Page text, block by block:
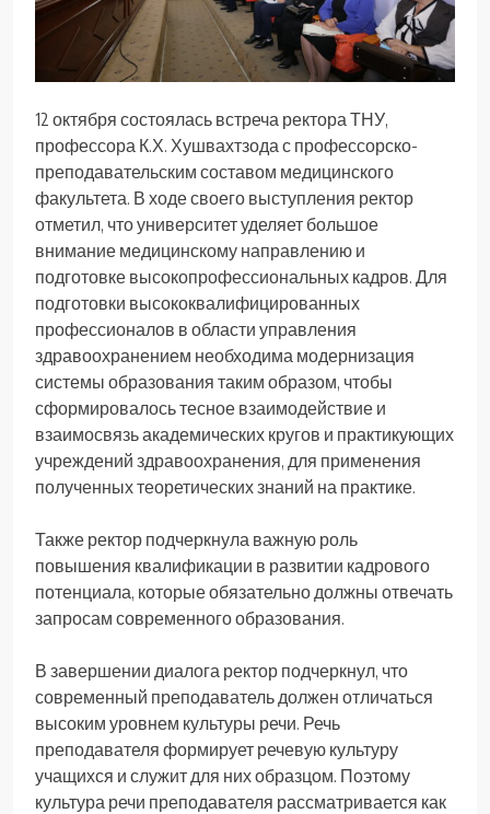
12 октября состоялась встреча ректора ТНУ,
профессора К.Х. Хушвахтзода с профессорско-
преподавательским составом медицинского
факультета. В ходе своего выступления ректор
отметил, что университет уделяет большое
внимание медицинскому направлению и
подготовке высокопрофессиональных кадров. Для
подготовки высококвалифицированных
профессионалов в области управления
здравоохранением необходима модернизация
системы образования таким образом, чтобы
сформировалось тесное взаимодействие и
взаимосвязь академических кругов и практикующих
учреждений здравоохранения, для применения
полученных теоретических знаний на практике.
Также ректор подчеркнула важную роль
повышения квалификации в развитии кадрового
потенциала, которые обязательно должны отвечать
запросам современного образования.
В завершении диалога ректор подчеркнул, что
современный преподаватель должен отличаться
высоким уровнем культуры речи. Речь
преподавателя формирует речевую культуру
учащихся и служит для них образцом. Поэтому
культура речи преподавателя рассматривается как